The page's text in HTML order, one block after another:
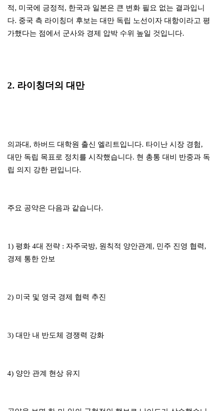
적, 미국에 긍정적, 한국과 일본은 큰 변화 필요 없는 결과입니
다. 중국 측 라이칭더 후보는 대만 독립 노선이자 대항이라고 평
가했다는 점에서 군사와 경제 압박 수위 높일 것입니다.
2. 라이칭더의 대만
의과대, 하버드 대학원 출신 엘리트입니다. 타이난 시장 경험,
대만 독립 목표로 정치를 시작했습니다. 현 총통 대비 반중과 독
립 의지 강한 편입니다.
주요 공약은 다음과 같습니다.
1) 평화 4대 전략 : 자주국방, 원칙적 양안관계, 민주 진영 협력,
경제 통한 안보
2) 미국 및 영국 경제 협력 추진
3) 대만 내 반도체 경쟁력 강화
4) 양안 관계 현상 유지